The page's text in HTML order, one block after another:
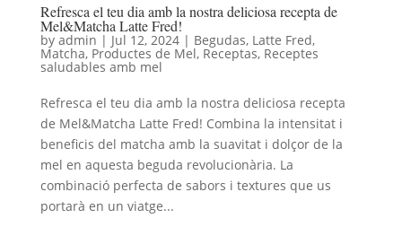
Refresca el teu dia amb la nostra deliciosa recepta de
Mel&Matcha Latte Fred!
by admin | Jul 12, 2024| Begudas, Latte Fred,
Matcha, Productes de Mel, Receptas, Receptes
saludables amb mel
Refresca el teu dia amb la nostra deliciosa recepta
de Mel&Matcha Latte Fred! Combina la intensitat i
beneficis del matcha amb la suavitat i dolçor de la
mel en aquesta beguda revolucionària. La
combinació perfecta de sabors i textures que us
portarà en un viatge...